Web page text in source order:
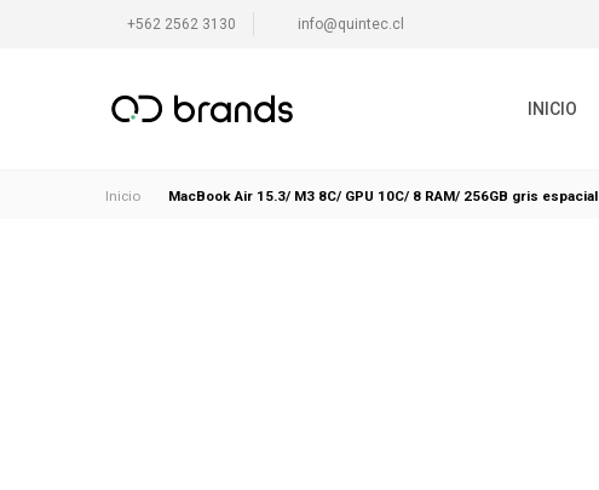
+562 2562 3130 info@quintec.cl
INICIO
Inicio MacBook Air 15.3/ M3 8C/ GPU 10C/ 8 RAM/ 256GB gris espacial